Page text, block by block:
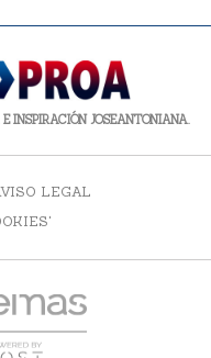
INSPIRACIÓN JOSEANTONIANA.
LEGAL